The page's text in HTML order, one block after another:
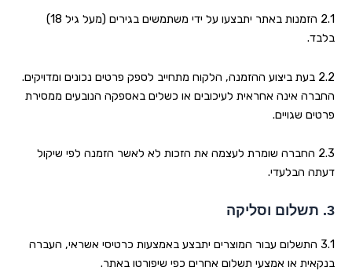
2.1 הזמנות באתר יתבצעו על ידי משתמשים בגירים (מעל גיל 18)
בלבד.
2.2 בעת ביצוע ההזמנה, הלקוח מתחייב לספק פרטים נכונים ומדויקים.
החברה אינה אחראית לעיכובים או כשלים באספקה הנובעים ממסירת
פרטים שגויים.
2.3 החברה שומרת לעצמה את הזכות לא לאשר הזמנה לפי שיקול
דעתה הבלעדי.
3. תשלום וסליקה
3.1 התשלום עבור המוצרים יתבצע באמצעות כרטיסי אשראי, העברה
בנקאית או אמצעי תשלום אחרים כפי שיפורטו באתר.